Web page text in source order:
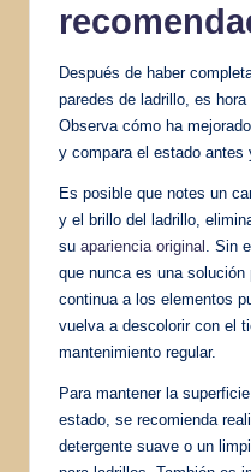
Después de haber
paredes de ladrillo, es
Observa cómo ha
y compara el estado antes
Es posible que notes un
y el brillo del ladrillo,
su apariencia original
. Sin
que nunca es una
continua a los elementos
vuelva a descolorir con el
mantenimiento regular.
Para mantener la
estado, se recomienda
detergente suave o un